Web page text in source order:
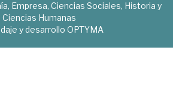
Empresa, Ciencias Sociales, Historia y
Ciencias Humanas
y desarrollo OPTYMA